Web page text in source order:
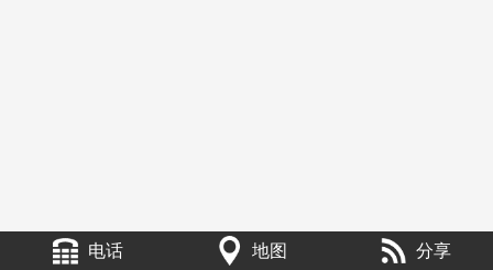
电话 地图 分享